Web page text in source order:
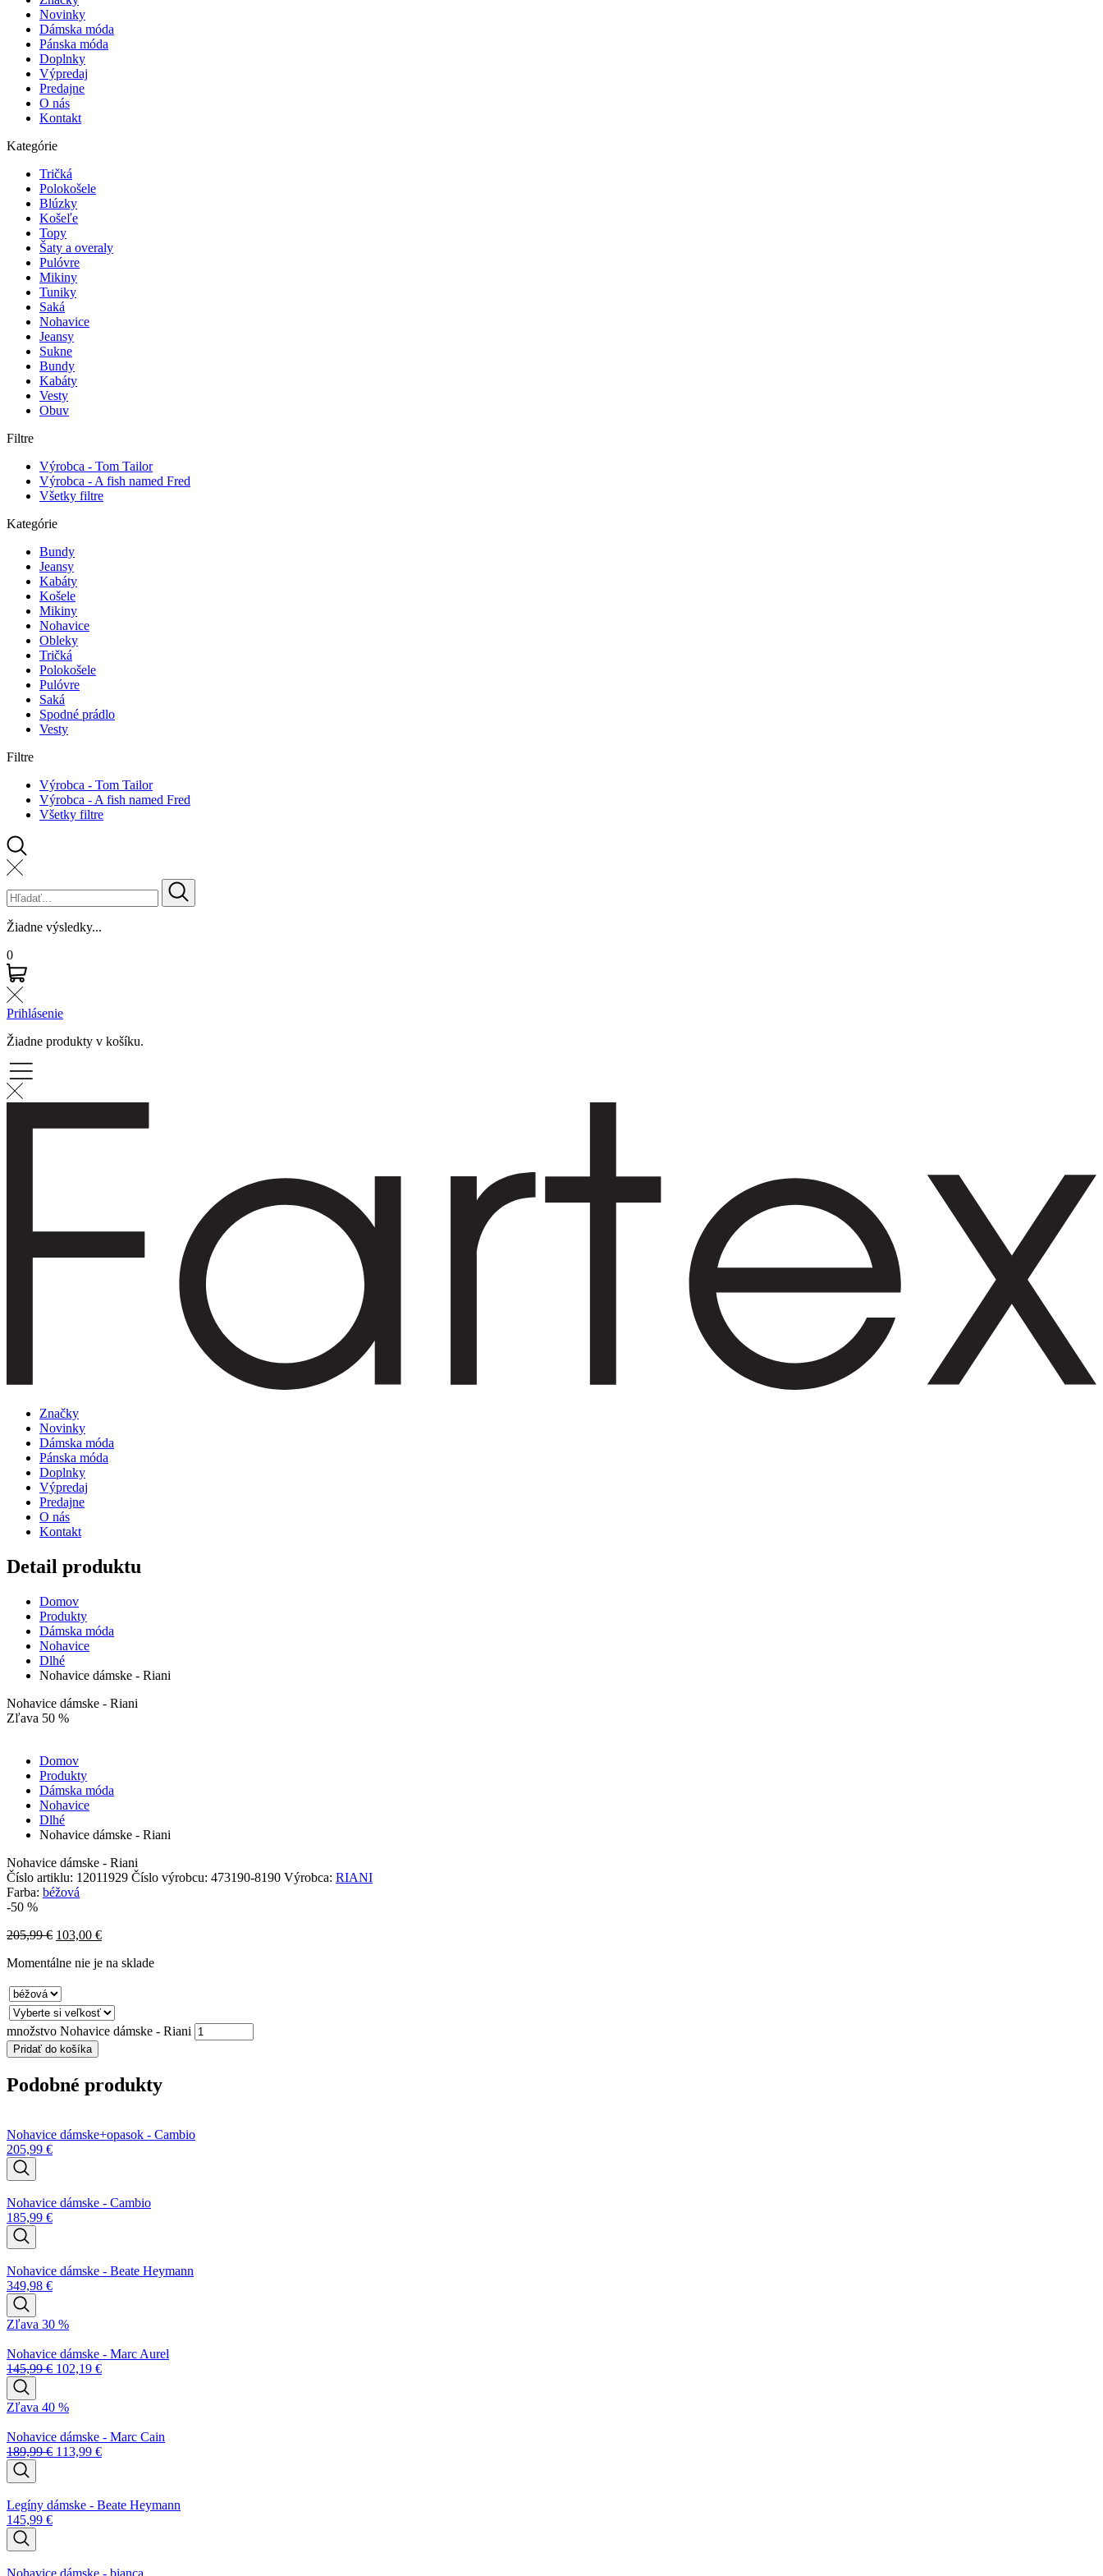
Novinky
Dámska móda
Pánska móda
Doplnky
Výpredaj
Predajne
O nás
Kontakt
Kategórie
Tričká
Polokošele
Blúzky
Košeľe
Topy
Šaty a overaly
Pulóvre
Mikiny
Tuniky
Saká
Nohavice
Jeansy
Sukne
Bundy
Kabáty
Vesty
Obuv
Filtre
Výrobca - Tom Tailor
Výrobca - A fish named Fred
Všetky filtre
Kategórie
Bundy
Jeansy
Kabáty
Košele
Mikiny
Nohavice
Obleky
Tričká
Polokošele
Pulóvre
Saká
Spodné prádlo
Vesty
Filtre
Výrobca - Tom Tailor
Výrobca - A fish named Fred
Všetky filtre
Žiadne výsledky...
0
Prihlásenie
Žiadne produkty v košíku.
Značky
Novinky
Dámska móda
Pánska móda
Doplnky
Výpredaj
Predajne
O nás
Kontakt
Detail produktu
Domov
Produkty
Dámska móda
Nohavice
Dlhé
Nohavice dámske - Riani
Nohavice dámske - Riani
Zľava 50 %
Domov
Produkty
Dámska móda
Nohavice
Dlhé
Nohavice dámske - Riani
Nohavice dámske - Riani
Číslo artiklu: 12011929 Číslo výrobcu: 473190-8190 Výrobca: RIANI
Farba: béžová
-50 %
205,99€ 103,00 €
Momentálne nie je na sklade
množstvo Nohavice dámske - Riani
Pridať do košíka
Podobné produkty
Nohavice dámske+opasok - Cambio
205,99 €
Nohavice dámske - Cambio
185,99 €
Nohavice dámske - Beate Heymann
349,98 €
Zľava 30 %
Nohavice dámske - Marc Aurel
145,99€ 102,19 €
Zľava 40 %
Nohavice dámske - Marc Cain
189,99€ 113,99 €
Legíny dámske - Beate Heymann
145,99 €
Nohavice dámske - bianca